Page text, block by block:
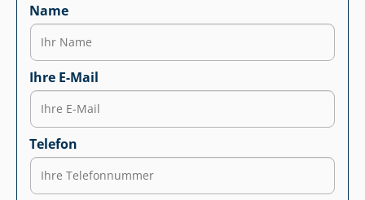
Name
Ihre E-Mail
Telefon